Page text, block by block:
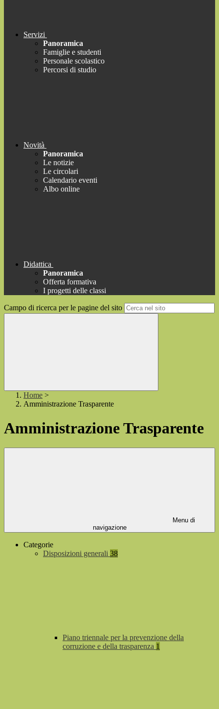
Servizi
Panoramica
Famiglie e studenti
Personale scolastico
Percorsi di studio
Novità
Panoramica
Le notizie
Le circolari
Calendario eventi
Albo online
Didattica
Panoramica
Offerta formativa
I progetti delle classi
Campo di ricerca per le pagine del sito
Home >
Amministrazione Trasparente
Amministrazione Trasparente
Menu di
navigazione
Categorie
Disposizioni generali 38
Piano triennale per la prevenzione della
corruzione e della trasparenza 1